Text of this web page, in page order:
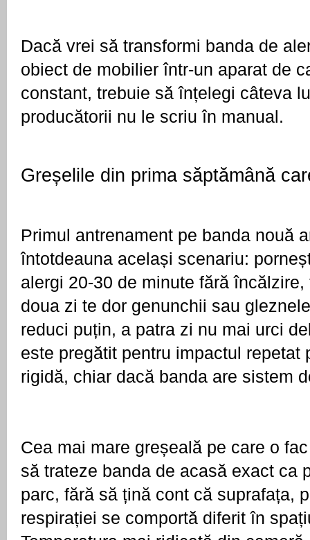
Dacă vrei să transformi banda de
obiect de mobilier într-un aparat de
constant, trebuie să înțelegi câteva
producătorii nu le scriu în manual.
Greșelile din prima săptămână
Primul antrenament pe banda nouă
întotdeauna același scenariu:
alergi 20-30 de minute fără
doua zi te dor genunchii sau
reduci puțin, a patra zi nu mai urci
este pregătit pentru impactul repetat
rigidă, chiar dacă banda are sistem
Cea mai mare greșeală pe care o
să trateze banda de acasă exact ca
parc, fără să țină cont că suprafața,
respirației se comportă diferit în